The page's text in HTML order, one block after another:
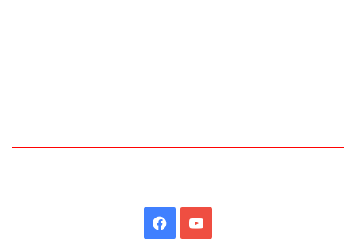
FacebookYouTube